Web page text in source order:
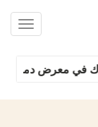
في معرض دمشق